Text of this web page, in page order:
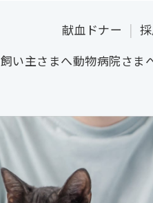
献血ドナー
飼い主さまへ動物病院さま